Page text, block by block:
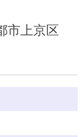
市上京区